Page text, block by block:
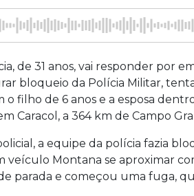
de 31 anos, vai responder por
bloqueio da Polícia Militar,
o filho de 6 anos e a esposa
Caracol, a 364 km de Campo
a equipe da polícia fazia
Montana se aproximar
parada e começou uma fuga,